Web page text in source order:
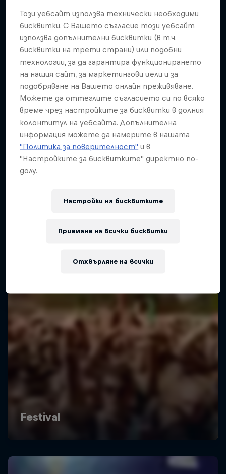
Този уебсайт използва технически необходими
бисквитки. С Вашето съгласие този уебсайт
използва допълнителни бисквитки (в т.ч.
бисквитки на трети страни) или подобни
технологии, за да гарантира функционирането
на нашия сайт, за маркетингови цели и за
подобряване на Вашето онлайн преживяване.
Можете да оттеглите съгласието си по всяко
време чрез настройките за бисквитки в долния
колонтитул на уебсайта. Допълнителна
информация можете да намерите в нашата
"Политика за поверителност" и в
"Настройките за бисквитките" директно по-
долу.
Настройки на бисквитките
Отхвърляне на всички
Приемане на всички бисквитки